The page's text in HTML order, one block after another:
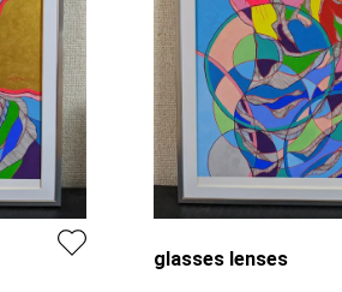
glasses lenses